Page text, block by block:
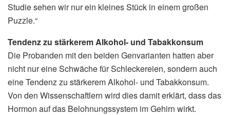
Studie sehen wir nur ein kleines Stück in einem großen
Puzzle.“
Tendenz zu stärkerem Alkohol- und Tabakkonsum
Die Probanden mit den beiden Genvarianten hatten aber
nicht nur eine Schwäche für Schleckereien, sondern auch
eine Tendenz zu stärkerem Alkohol- und Tabakkonsum.
Von den Wissenschaftlern wird dies damit erklärt, dass das
Hormon auf das Belohnungssystem im Gehirn wirkt.